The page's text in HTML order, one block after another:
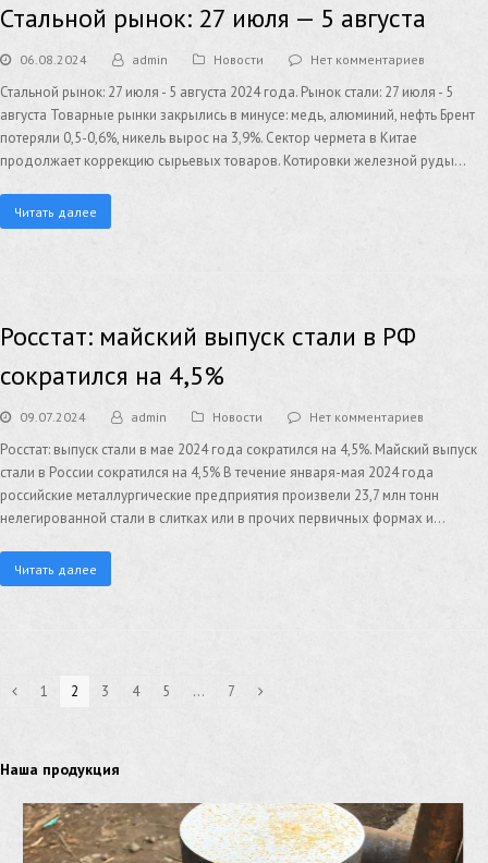
Стальной рынок: 27 июля — 5 августа
06.08.2024 admin Новости Нет комментариев
Стальной рынок: 27 июля - 5 августа 2024 года. Рынок стали: 27 июля - 5
августа Товарные рынки закрылись в минусе: медь, алюминий, нефть Брент
потеряли 0,5-0,6%, никель вырос на 3,9%. Сектор чермета в Китае
продолжает коррекцию сырьевых товаров. Котировки железной руды…
Читать далее
Росстат: майский выпуск стали в РФ
сократился на 4,5%
09.07.2024 admin Новости Нет комментариев
Росстат: выпуск стали в мае 2024 года сократился на 4,5%. Майский выпуск
стали в России сократился на 4,5% В течение января-мая 2024 года
российские металлургические предприятия произвели 23,7 млн тонн
нелегированной стали в слитках или в прочих первичных формах и…
Читать далее
1 2 3 4 5 … 7
Наша продукция